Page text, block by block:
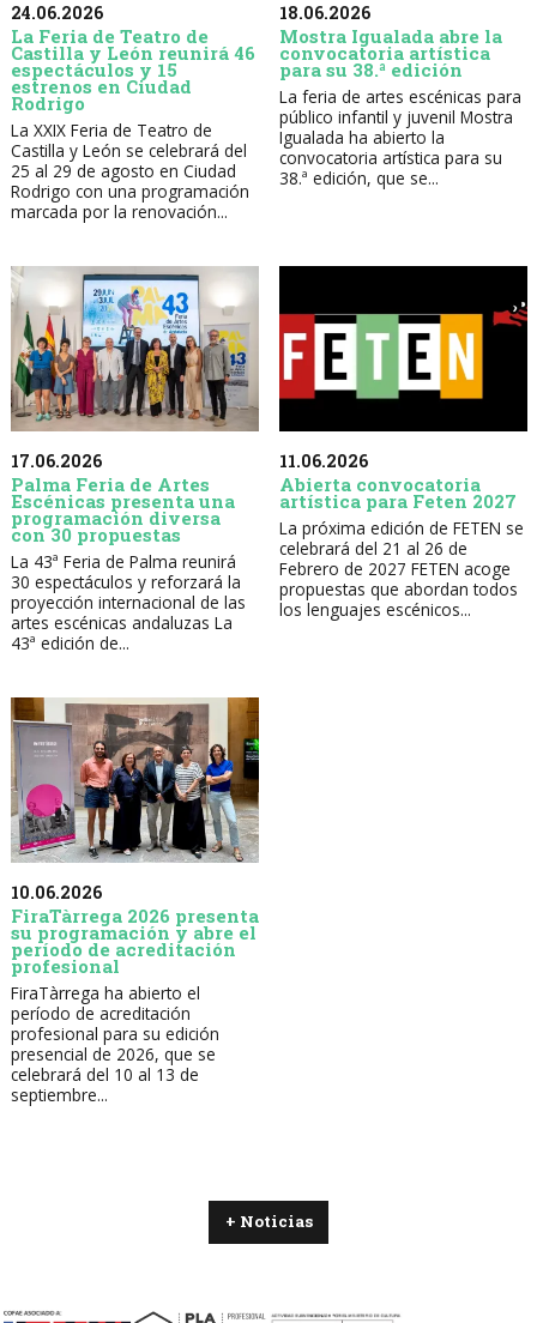
24.06.2026
La Feria de Teatro de
Castilla y León reunirá 46
espectáculos y 15
estrenos en Ciudad
Rodrigo
La XXIX Feria de Teatro de
Castilla y León se celebrará del
25 al 29 de agosto en Ciudad
Rodrigo con una programación
marcada por la renovación...
18.06.2026
Mostra Igualada abre la
convocatoria artística
para su 38.ª edición
La feria de artes escénicas para
público infantil y juvenil Mostra
Igualada ha abierto la
convocatoria artística para su
38.ª edición, que se...
17.06.2026
Palma Feria de Artes
Escénicas presenta una
programación diversa
con 30 propuestas
La 43ª Feria de Palma reunirá
30 espectáculos y reforzará la
proyección internacional de las
artes escénicas andaluzas La
43ª edición de...
11.06.2026
Abierta convocatoria
artística para Feten 2027
La próxima edición de FETEN se
celebrará del 21 al 26 de
Febrero de 2027 FETEN acoge
propuestas que abordan todos
los lenguajes escénicos...
10.06.2026
FiraTàrrega 2026 presenta
su programación y abre el
período de acreditación
profesional
FiraTàrrega ha abierto el
período de acreditación
profesional para su edición
presencial de 2026, que se
celebrará del 10 al 13 de
septiembre...
+ Noticias